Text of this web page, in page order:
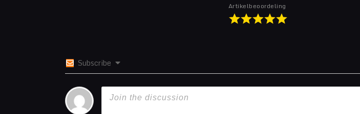
Artikelbeoordeling
Subscribe